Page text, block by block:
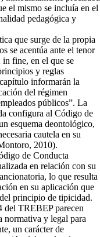
el mismo se incluía en el
pedagógica y
que surge de la propia
se acentúa ante el tenor
fine, en el que se
y reglas
informarán la
del régimen
públicos”. La
configura al Código de
esquema deontológico,
cautela en su
2010).
de Conducta
en relación con su
lo que resulta
en su aplicación que
principio de tipicidad.
del TREBEP parecen
normativa y legal para
un carácter de